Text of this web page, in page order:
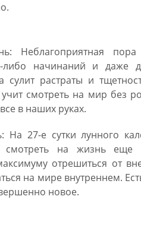
Неблагоприятная
либо начинаний и даже
сулит растраты и
учит смотреть на мир без
в наших руках.
На 27-е сутки лунного
смотреть на жизнь еще
отрешиться от
на мире внутреннем.
новое.